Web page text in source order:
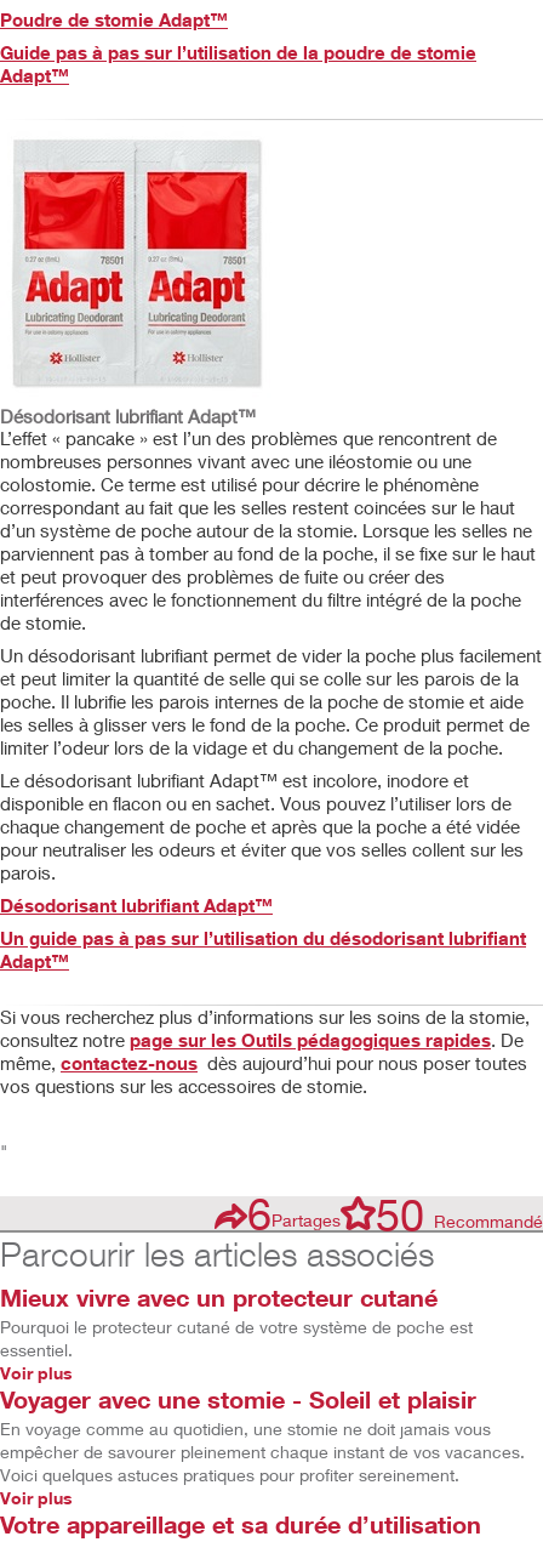
Poudre de stomie Adapt™
Guide pas à pas sur l’utilisation de la poudre de stomie
Adapt™
Désodorisant lubrifiant Adapt™
L’effet « pancake » est l’un des problèmes que rencontrent de
nombreuses personnes vivant avec une iléostomie ou une
colostomie. Ce terme est utilisé pour décrire le phénomène
correspondant au fait que les selles restent coincées sur le haut
d’un système de poche autour de la stomie. Lorsque les selles ne
parviennent pas à tomber au fond de la poche, il se fixe sur le haut
et peut provoquer des problèmes de fuite ou créer des
interférences avec le fonctionnement du filtre intégré de la poche
de stomie.
Un désodorisant lubrifiant permet de vider la poche plus facilement
et peut limiter la quantité de selle qui se colle sur les parois de la
poche. Il lubrifie les parois internes de la poche de stomie et aide
les selles à glisser vers le fond de la poche. Ce produit permet de
limiter l’odeur lors de la vidage et du changement de la poche.
Le désodorisant lubrifiant Adapt™ est incolore, inodore et
disponible en flacon ou en sachet. Vous pouvez l’utiliser lors de
chaque changement de poche et après que la poche a été vidée
pour neutraliser les odeurs et éviter que vos selles collent sur les
parois.
Désodorisant lubrifiant Adapt™
Un guide pas à pas sur l’utilisation du désodorisant lubrifiant
Adapt™
Si vous recherchez plus d’informations sur les soins de la stomie,
consultez notre page sur les Outils pédagogiques rapides. De
même, contactez-nous dès aujourd’hui pour nous poser toutes
vos questions sur les accessoires de stomie.
"
6Partages 50 Recommandé
Parcourir les articles associés
Mieux vivre avec un protecteur cutané
Pourquoi le protecteur cutané de votre système de poche est
essentiel.
Voir plus
Voyager avec une stomie - Soleil et plaisir
En voyage comme au quotidien, une stomie ne doit jamais vous
empêcher de savourer pleinement chaque instant de vos vacances.
Voici quelques astuces pratiques pour profiter sereinement.
Voir plus
Votre appareillage et sa durée d’utilisation